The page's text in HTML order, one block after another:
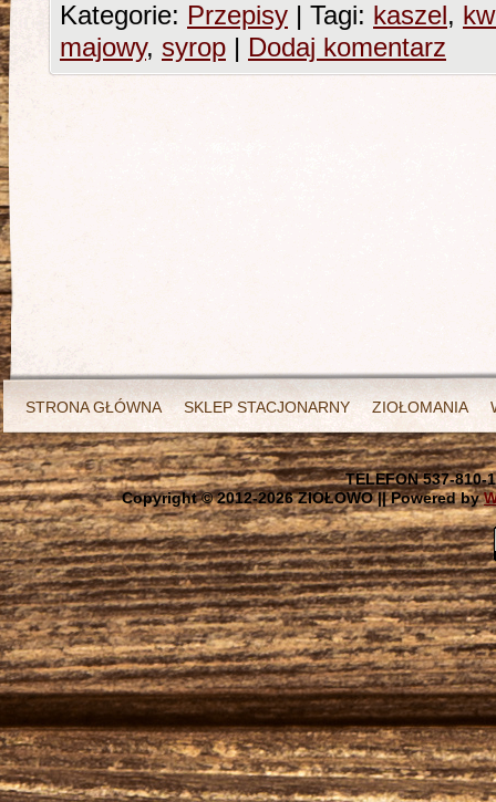
Kategorie: Przepisy | Tagi: kaszel,
majowy, syrop | Dodaj komentarz
STRONA GŁÓWNA SKLEP STACJONARNY ZIOŁOMANIA
TELEFON 537-810-
Copyright © 2012-2026 ZIOŁOWO || Powered by